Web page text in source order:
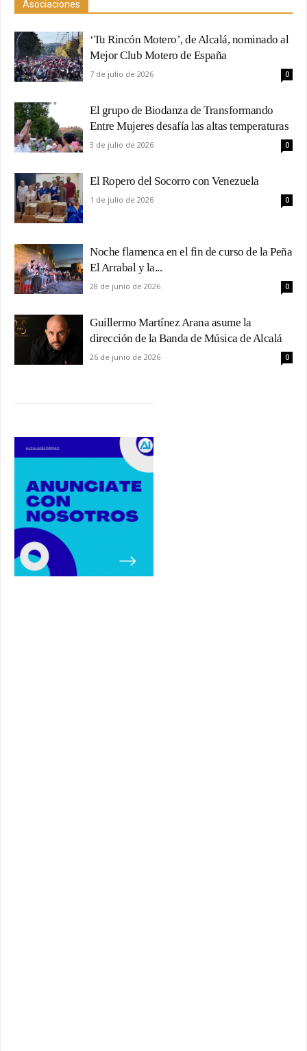
Asociaciones
‘Tu Rincón Motero’, de Alcalá, nominado al
Mejor Club Motero de España
7 de julio de 2026 0
El grupo de Biodanza de Transformando
Entre Mujeres desafía las altas temperaturas
3 de julio de 2026 0
El Ropero del Socorro con Venezuela
1 de julio de 2026 0
Noche flamenca en el fin de curso de la Peña
El Arrabal y la...
28 de junio de 2026 0
Guillermo Martínez Arana asume la
dirección de la Banda de Música de Alcalá
26 de junio de 2026 0